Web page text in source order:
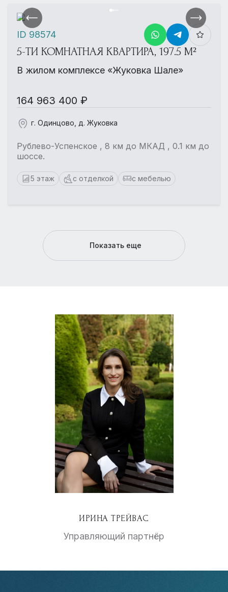
5-ТИ КОМНАТНАЯ КВАРТИРА, 197.5 М²
В жилом комплексе «Жуковка Шале»
164 963 400 ₽
г. Одинцово, д. Жуковка
Рублево-Успенское , 8 км до МКАД , 0.1 км до
шоссе.
5 этаж с отделкой с мебелью
ID 98574
Показать еще
ИРИНА ТРЕЙВАС
Управляющий партнёр